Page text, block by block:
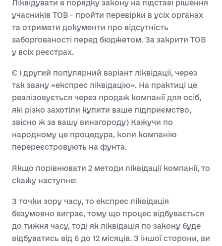
Ліквідувати в порядку закону на підставі рішення
учасників ТОВ - пройти перевірки в усіх органах
та отримати документи про відсутність
заборгованості перед бюджетом. За закрити ТОВ
у всіх реєстрах.
Є і другий популярний варіант ліквідації, через
так звану «експрес ліквідацію». На практиці це
реалізовується через продаж компанії для осіб,
які різко захотіли купити ваше підприємство,
звісно ж за вашу винагороду) Кажучи по
народному це процедура, коли компанію
перереєстровують на фунта.
Якщо порівнювати 2 методи ліквідації компанії, то
скажу наступне:
З точки зору часу, то експрес ліквідація
безумовно виграє, тому що процес відбувається
до тижня часу, тоді як ліквідація по закону буде
відбуватись від 6 до 12 місяців. З іншої сторони, ви